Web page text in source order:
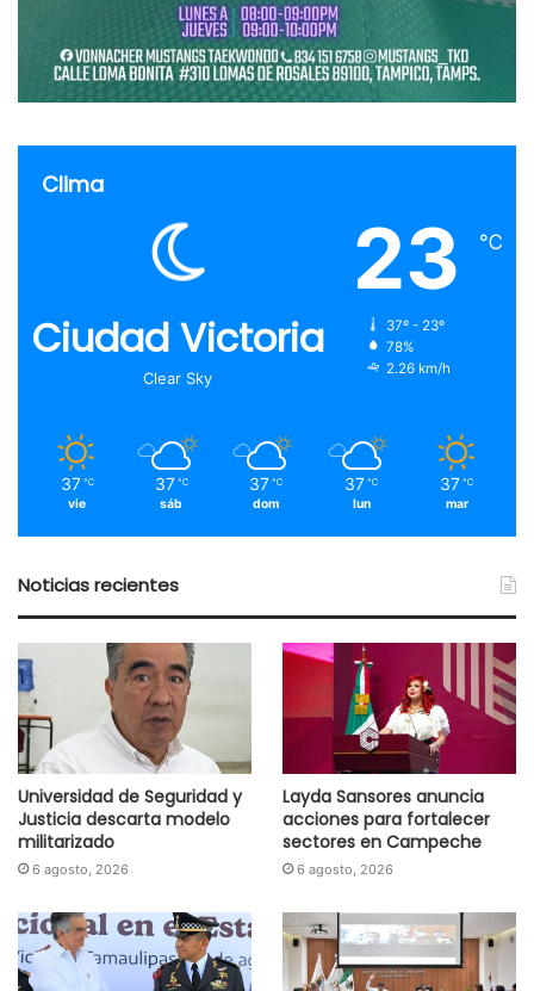
Clima
Ciudad Victoria
Clear Sky
23 ℃
37º - 23º
78%
2.26 km/h
37 ℃
vie
37 ℃
sáb
37 ℃
dom
37 ℃
lun
37 ℃
mar
Noticias recientes
Universidad de Seguridad y
Justicia descarta modelo
militarizado
6 agosto, 2026
Layda Sansores anuncia
acciones para fortalecer
sectores en Campeche
6 agosto, 2026